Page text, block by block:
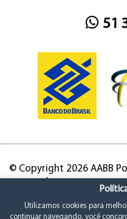
51
© Copyright 2026 AABB
Utilizamos cookies para
continuar navegando, você